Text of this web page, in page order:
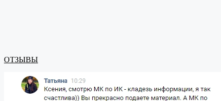
ОТЗЫВЫ